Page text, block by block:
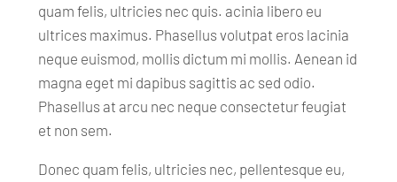
quam felis, ultricies nec quis. acinia libero eu
ultrices maximus. Phasellus volutpat eros lacinia
neque euismod, mollis dictum mi mollis. Aenean id
magna eget mi dapibus sagittis ac sed odio.
Phasellus at arcu nec neque consectetur feugiat
et non sem.
Donec quam felis, ultricies nec, pellentesque eu,